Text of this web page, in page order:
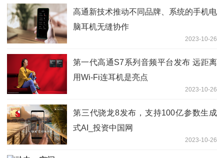
高通新技术推动不同品牌、系统的手机电
脑耳机无缝协作
2023-10-26
第一代高通S7系列音频平台发布 远距离
用Wi-Fi连耳机是亮点
2023-10-26
第三代骁龙8发布，支持100亿参数生成
式AI_投资中国网
2023-10-26